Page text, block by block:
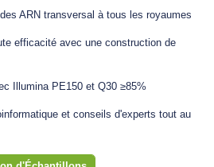
ARN transversal à tous les royaumes
efficacité avec une construction de
Illumina PE150 et Q30 ≥85%
et conseils d'experts tout au